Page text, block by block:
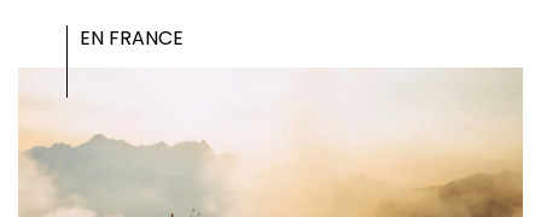
EN FRANCE